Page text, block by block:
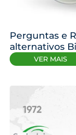
Perguntas e
alternativos
VER MAIS